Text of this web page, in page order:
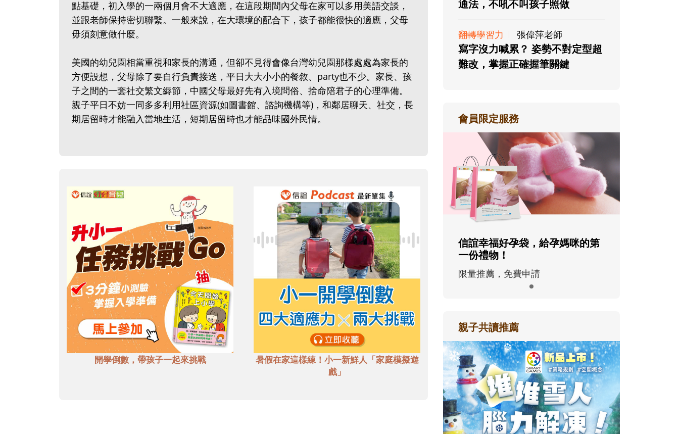
點基礎，初入學的一兩個月會不大適應，在這段期間內父母在家可以多用美語交談，
並跟老師保持密切聯繫。一般來說，在大環境的配合下，孩子都能很快的適應，父母
毋須刻意做什麼。
美國的幼兒園相當重視和家長的溝通，但卻不見得會像台灣幼兒園那樣處處為家長的
方便設想，父母除了要自行負責接送，平日大大小小的餐敘、party也不少。家長、孩
子之間的一套社交繁文縟節，中國父母最好先有入境問俗、捨命陪君子的心理準備。
親子平日不妨一同多多利用社區資源(如圖書館、諮詢機構等)，和鄰居聊天、社交，長
期居留時才能融入當地生活，短期居留時也才能品味國外民情。
開學倒數，帶孩子一起來挑戰
暑假在家這樣練！小一新鮮人「家庭模擬遊
戲」
通法，不吼不叫孩子照做
翻轉學習力 張偉萍老師
寫字沒力喊累？ 姿勢不對定型超
難改，掌握正確握筆關鍵
會員限定服務
信誼幸福好孕袋，給孕媽咪的第
一份禮物！
限量推薦，免費申請
親子共讀推薦